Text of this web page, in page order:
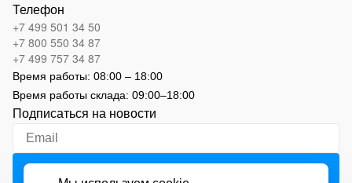
Телефон
+7 499 501 34 50
+7 800 550 34 87
+7 499 757 34 87
Время работы: 08:00 – 18:00
Время работы склада: 09:00–18:00
Подписаться на новости